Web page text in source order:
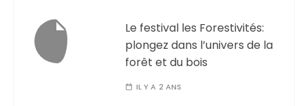
Le festival les Forestivités:
plongez dans l’univers de la
forêt et du bois
IL Y A 2 ANS